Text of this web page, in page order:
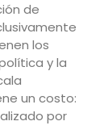
de
los
y la
un costo:
por